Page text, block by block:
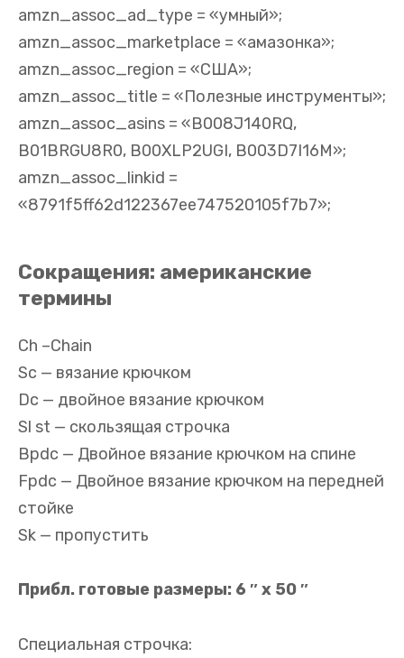
amzn_assoc_ad_type = «умный»;
amzn_assoc_marketplace = «амазонка»;
amzn_assoc_region = «США»;
amzn_assoc_title = «Полезные инструменты»;
amzn_assoc_asins = «B008J140RQ,
B01BRGU8R0, B00XLP2UGI, B003D7I16M»;
amzn_assoc_linkid =
«8791f5ff62d122367ee747520105f7b7»;
Сокращения: американские
термины
Ch –Chain
Sc — вязание крючком
Dc — двойное вязание крючком
Sl st — скользящая строчка
Bpdc — Двойное вязание крючком на спине
Fpdc — Двойное вязание крючком на передней
стойке
Sk — пропустить
Прибл. готовые размеры: 6 ″ x 50 ″
Специальная строчка: